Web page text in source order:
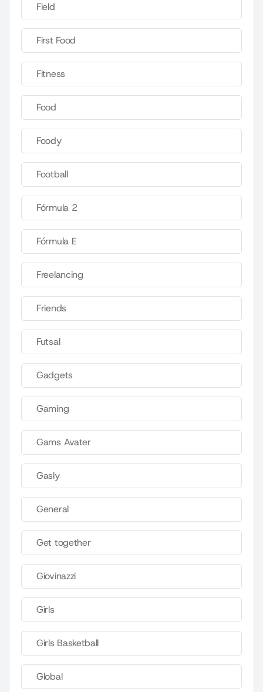
Field
First Food
Fitness
Food
Foody
Football
Fórmula 2
Fórmula E
Freelancing
Friends
Futsal
Gadgets
Gaming
Gams Avater
Gasly
General
Get together
Giovinazzi
Girls
Girls Basketball
Global